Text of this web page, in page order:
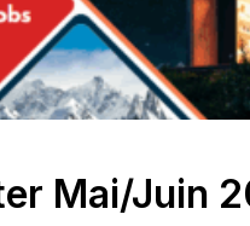
Mai/Juin